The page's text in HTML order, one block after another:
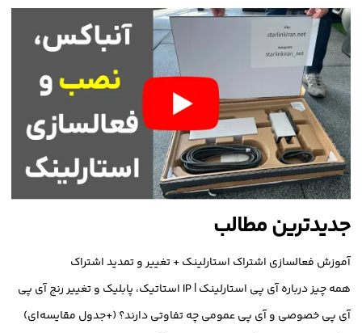
ت
ج
و
جدیدترین مطالب
آموزش فعالسازی اشتراک استارلینک + تغییر و تمدید اشتراک
همه چیز درباره آی پی استارلینک | IP استاتیک، پابلیک و تغییر رنج آی پی
آی پی خصوصی و آی پی عمومی چه تفاوتی دارند؟ (+جدول مقایسه‌ای)